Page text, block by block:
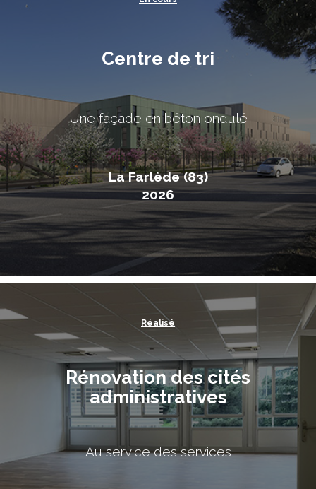
Centre de tri
Une façade en béton ondulé
La Farlède (83)
2026
Réalisé
Rénovation des cités
administratives
Au service des services